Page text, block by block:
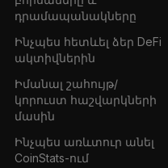
դրամապանակները
Ինչպես հետևել ձեր DeFi
ակտիվներին
Իմանալ շահույթ/
կորուստ հաշվարկների
մասին
Ինչպես առևտուր անել
CoinStats-ում